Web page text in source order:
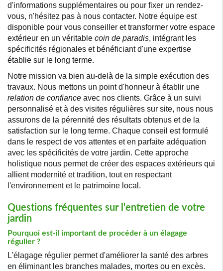
d'informations supplémentaires ou pour fixer un rendez-
vous, n'hésitez pas à nous contacter. Notre équipe est
disponible pour vous conseiller et transformer votre espace
extérieur en un véritable coin de paradis, intégrant les
spécificités régionales et bénéficiant d'une expertise
établie sur le long terme.
Notre mission va bien au-delà de la simple exécution des
travaux. Nous mettons un point d'honneur à établir une
relation de confiance avec nos clients. Grâce à un suivi
personnalisé et à des visites régulières sur site, nous nous
assurons de la pérennité des résultats obtenus et de la
satisfaction sur le long terme. Chaque conseil est formulé
dans le respect de vos attentes et en parfaite adéquation
avec les spécificités de votre jardin. Cette approche
holistique nous permet de créer des espaces extérieurs qui
allient modernité et tradition, tout en respectant
l'environnement et le patrimoine local.
Questions fréquentes sur l'entretien de votre
jardin
Pourquoi est-il important de procéder à un élagage
régulier ?
L'élagage régulier permet d'améliorer la santé des arbres
en éliminant les branches malades, mortes ou en excès.